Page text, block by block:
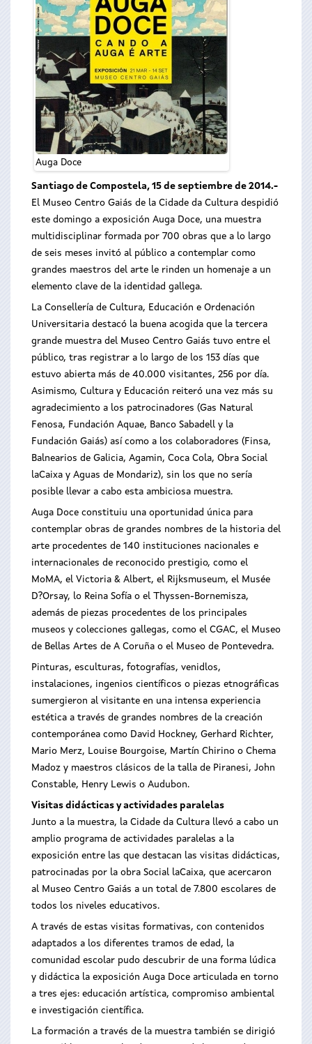
Auga Doce
Santiago de Compostela, 15 de septiembre de 2014.-
El Museo Centro Gaiás de la Cidade da Cultura despidió
este domingo a exposición Auga Doce, una muestra
multidisciplinar formada por 700 obras que a lo largo
de seis meses invitó al público a contemplar como
grandes maestros del arte le rinden un homenaje a un
elemento clave de la identidad gallega.
La Consellería de Cultura, Educación e Ordenación
Universitaria destacó la buena acogida que la tercera
grande muestra del Museo Centro Gaiás tuvo entre el
público, tras registrar a lo largo de los 153 días que
estuvo abierta más de 40.000 visitantes, 256 por día.
Asimismo, Cultura y Educación reiteró una vez más su
agradecimiento a los patrocinadores (Gas Natural
Fenosa, Fundación Aquae, Banco Sabadell y la
Fundación Gaiás) así como a los colaboradores (Finsa,
Balnearios de Galicia, Agamin, Coca Cola, Obra Social
laCaixa y Aguas de Mondariz), sin los que no sería
posible llevar a cabo esta ambiciosa muestra.
Auga Doce constituiu una oportunidad única para
contemplar obras de grandes nombres de la historia del
arte procedentes de 140 instituciones nacionales e
internacionales de reconocido prestigio, como el
MoMA, el Victoria & Albert, el Rijksmuseum, el Musée
D?Orsay, lo Reina Sofía o el Thyssen-Bornemisza,
además de piezas procedentes de los principales
museos y colecciones gallegas, como el CGAC, el Museo
de Bellas Artes de A Coruña o el Museo de Pontevedra.
Pinturas, esculturas, fotografías, venidlos,
instalaciones, ingenios científicos o piezas etnográficas
sumergieron al visitante en una intensa experiencia
estética a través de grandes nombres de la creación
contemporánea como David Hockney, Gerhard Richter,
Mario Merz, Louise Bourgoise, Martín Chirino o Chema
Madoz y maestros clásicos de la talla de Piranesi, John
Constable, Henry Lewis o Audubon.
Visitas didácticas y actividades paralelas
Junto a la muestra, la Cidade da Cultura llevó a cabo un
amplio programa de actividades paralelas a la
exposición entre las que destacan las visitas didácticas,
patrocinadas por la obra Social laCaixa, que acercaron
al Museo Centro Gaiás a un total de 7.800 escolares de
todos los niveles educativos.
A través de estas visitas formativas, con contenidos
adaptados a los diferentes tramos de edad, la
comunidad escolar pudo descubrir de una forma lúdica
y didáctica la exposición Auga Doce articulada en torno
a tres ejes: educación artística, compromiso ambiental
e investigación científica.
La formación a través de la muestra también se dirigió